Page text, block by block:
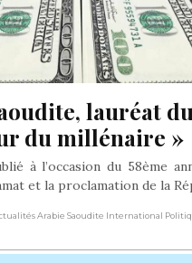
lauréat
du millénaire »
à l’occasion du 58ème
et la proclamation de la
Arabie Saoudite International